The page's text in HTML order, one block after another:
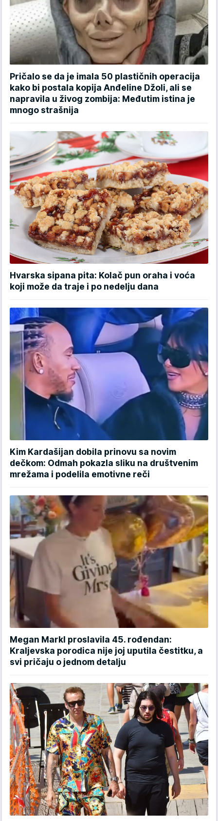
Pričalo se da je imala 50 plastičnih operacija
kako bi postala kopija Anđeline Džoli, ali se
napravila u živog zombija: Međutim istina je
mnogo strašnija
Hvarska sipana pita: Kolač pun oraha i voća
koji može da traje i po nedelju dana
Kim Kardašijan dobila prinovu sa novim
dečkom: Odmah pokazla sliku na društvenim
mrežama i podelila emotivne reči
Megan Markl proslavila 45. rođendan:
Kraljevska porodica nije joj uputila čestitku, a
svi pričaju o jednom detalju